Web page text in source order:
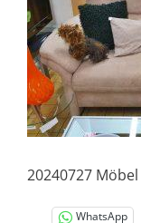
20240727
WhatsApp